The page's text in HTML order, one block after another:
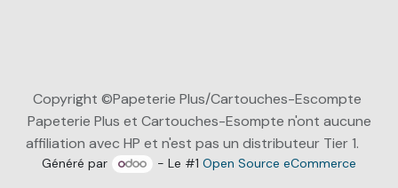
Copyright ©Papeterie Plus/Cartouches-Escompte
Papeterie Plus et Cartouches-Esompte n'ont aucune
affiliation avec HP et n'est pas un distributeur Tier 1.
Généré par - Le #1Open Source eCommerce